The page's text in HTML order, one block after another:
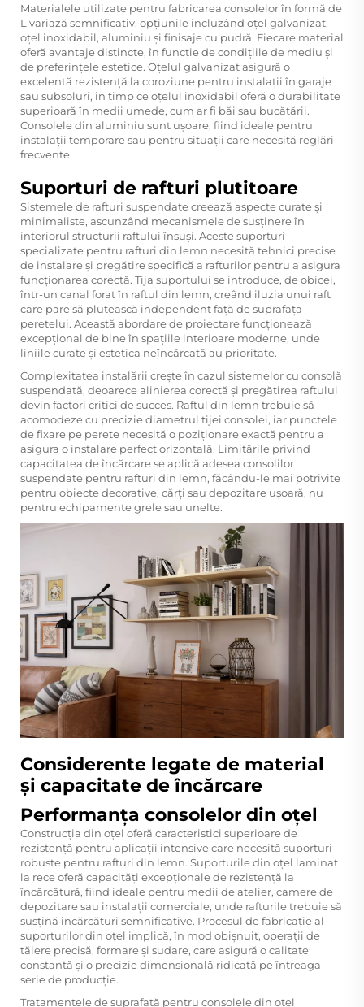
Materialele utilizate pentru fabricarea consolelor în formă de
L variază semnificativ, opțiunile incluzând oțel galvanizat,
oțel inoxidabil, aluminiu și finisaje cu pudră. Fiecare material
oferă avantaje distincte, în funcție de condițiile de mediu și
de preferințele estetice. Oțelul galvanizat asigură o
excelentă rezistență la coroziune pentru instalații în garaje
sau subsoluri, în timp ce oțelul inoxidabil oferă o durabilitate
superioară în medii umede, cum ar fi băi sau bucătării.
Consolele din aluminiu sunt ușoare, fiind ideale pentru
instalații temporare sau pentru situații care necesită reglări
frecvente.
Suporturi de rafturi plutitoare
Sistemele de rafturi suspendate creează aspecte curate și
minimaliste, ascunzând mecanismele de susținere în
interiorul structurii raftului însuși. Aceste suporturi
specializate pentru rafturi din lemn necesită tehnici precise
de instalare și pregătire specifică a rafturilor pentru a asigura
funcționarea corectă. Tija suportului se introduce, de obicei,
într-un canal forat în raftul din lemn, creând iluzia unui raft
care pare să plutească independent față de suprafața
peretelui. Această abordare de proiectare funcționează
excepțional de bine în spațiile interioare moderne, unde
liniile curate și estetica neîncărcată au prioritate.
Complexitatea instalării crește în cazul sistemelor cu consolă
suspendată, deoarece alinierea corectă și pregătirea raftului
devin factori critici de succes. Raftul din lemn trebuie să
acomodeze cu precizie diametrul tijei consolei, iar punctele
de fixare pe perete necesită o poziționare exactă pentru a
asigura o instalare perfect orizontală. Limitările privind
capacitatea de încărcare se aplică adesea consolilor
suspendate pentru rafturi din lemn, făcându-le mai potrivite
pentru obiecte decorative, cărți sau depozitare ușoară, nu
pentru echipamente grele sau unelte.
Considerente legate de material
și capacitate de încărcare
Performanța consolelor din oțel
Construcția din oțel oferă caracteristici superioare de
rezistență pentru aplicații intensive care necesită suporturi
robuste pentru rafturi din lemn. Suporturile din oțel laminat
la rece oferă capacități excepționale de rezistență la
încărcătură, fiind ideale pentru medii de atelier, camere de
depozitare sau instalații comerciale, unde rafturile trebuie să
susțină încărcături semnificative. Procesul de fabricație al
suporturilor din oțel implică, în mod obișnuit, operații de
tăiere precisă, formare și sudare, care asigură o calitate
constantă și o precizie dimensională ridicată pe întreaga
serie de producție.
Tratamentele de suprafață pentru consolele din oțel